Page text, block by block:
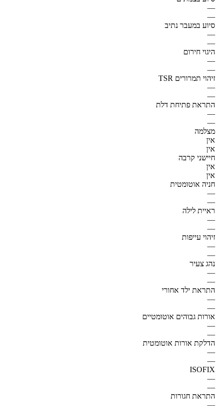
—
—
סיוע במעבר נתיב
—
—
היגוי חירום
—
—
זיהוי תמרורים TSR
—
—
התראת פתיחת דלת
—
—
מצלמה
אין
אין
חיישני קרבה
אין
אין
חניה אוטומטית
—
—
ראיית לילה
—
—
זיהוי עייפות
—
—
נהג צעיר
—
—
התראת ילד אחורי
—
—
אורות גבוהים אוטומטיים
—
—
הדלקת אורות אוטומטית
—
—
ISOFIX
—
—
התראת חגורות